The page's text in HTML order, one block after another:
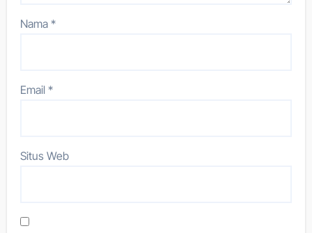
Nama*
Email*
Situs Web